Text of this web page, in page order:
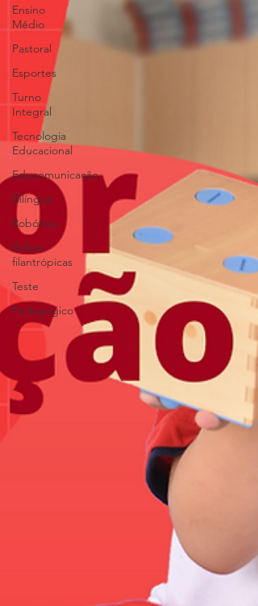
Ensino
Médio
Pastoral
Esportes
Turno
Integral
Tecnologia
Educacional
Educomunicação
Bilíngue
Robótica
Bolsas
filantrópicas
Teste
Pedagógico